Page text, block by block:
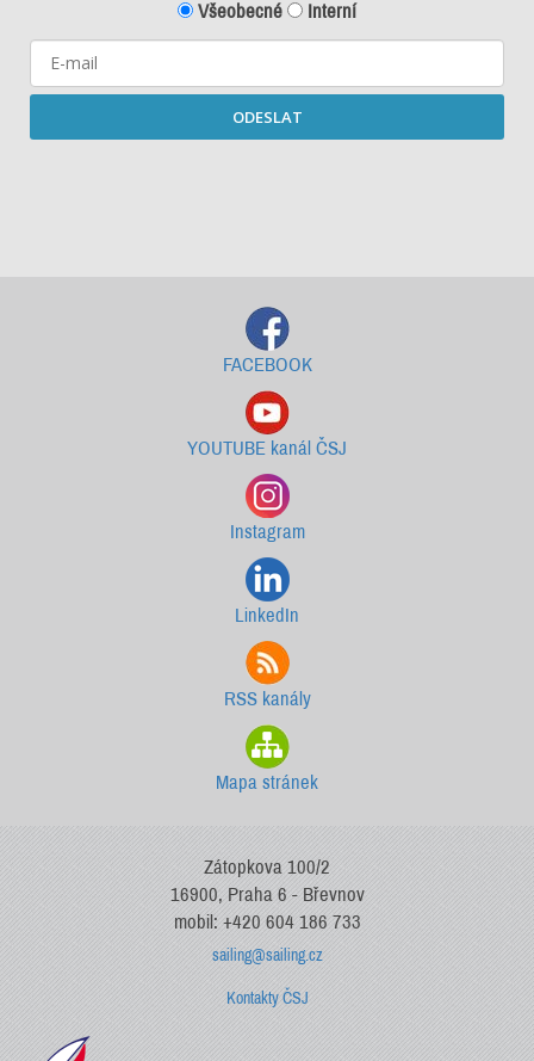
Všeobecné
Interní
ODESLAT
FACEBOOK
YOUTUBE kanál ČSJ
Instagram
LinkedIn
RSS kanály
Mapa stránek
Zátopkova 100/2
16900, Praha 6 - Břevnov
mobil: +420 604 186 733
sailing@sailing.cz
Kontakty ČSJ